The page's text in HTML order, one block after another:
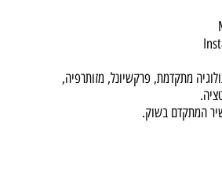
מתקדמת, פרקשיונל, מזותרפיה,
המתקדם בשוק.